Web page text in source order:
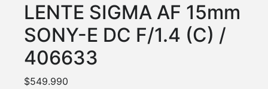
LENTE SIGMA AF 15mm
SONY-E DC F/1.4 (C) /
406633
$549.990